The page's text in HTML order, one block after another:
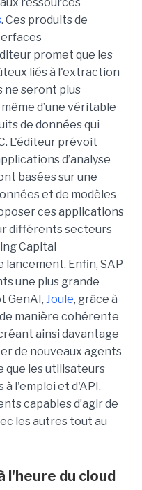
ressources
. Ces produits de
promet que les
liés à l'extraction
ne seront plus
d’une véritable
de données qui
L'éditeur prévoit
d’analyse
basées sur une
et de modèles
ces applications
différents secteurs
Capital
lancement. Enfin, SAP
une plus grande
GenAI, Joule, grâce à
manière cohérente
ainsi davantage
de nouveaux agents
que les utilisateurs
l'emploi et d'API.
capables d’agir de
les autres tout au
l'heure du cloud